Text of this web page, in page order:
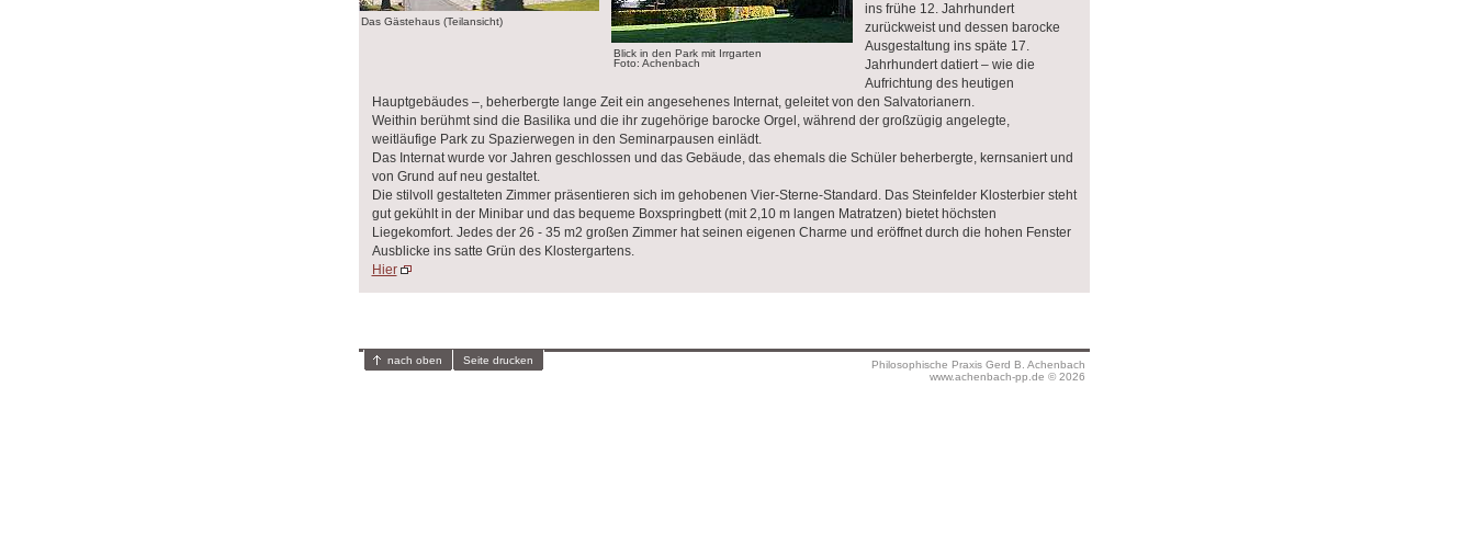
Das Gästehaus (Teilansicht)
Blick in den Park mit Irrgarten
Foto: Achenbach
ins frühe 12. Jahrhundert
zurückweist und dessen barocke
Ausgestaltung ins späte 17.
Jahrhundert datiert ‒ wie die
Aufrichtung des heutigen
Hauptgebäudes ‒, beherbergte lange Zeit ein angesehenes Internat, geleitet von den Salvatorianern.
Weithin berühmt sind die Basilika und die ihr zugehörige barocke Orgel, während der großzügig angelegte,
weitläufige Park zu Spazierwegen in den Seminarpausen einlädt.
Das Internat wurde vor Jahren geschlossen und das Gebäude, das ehemals die Schüler beherbergte, kernsaniert und
von Grund auf neu gestaltet.
Die stilvoll gestalteten Zimmer präsentieren sich im gehobenen Vier-Sterne-Standard. Das Steinfelder Klosterbier steht
gut gekühlt in der Minibar und das bequeme Boxspringbett (mit 2,10 m langen Matratzen) bietet höchsten
Liegekomfort. Jedes der 26 - 35 m2 großen Zimmer hat seinen eigenen Charme und eröffnet durch die hohen Fenster
Ausblicke ins satte Grün des Klostergartens.
Hier
Philosophische Praxis Gerd B. Achenbach
www.achenbach-pp.de © 2026
nach oben Seite drucken